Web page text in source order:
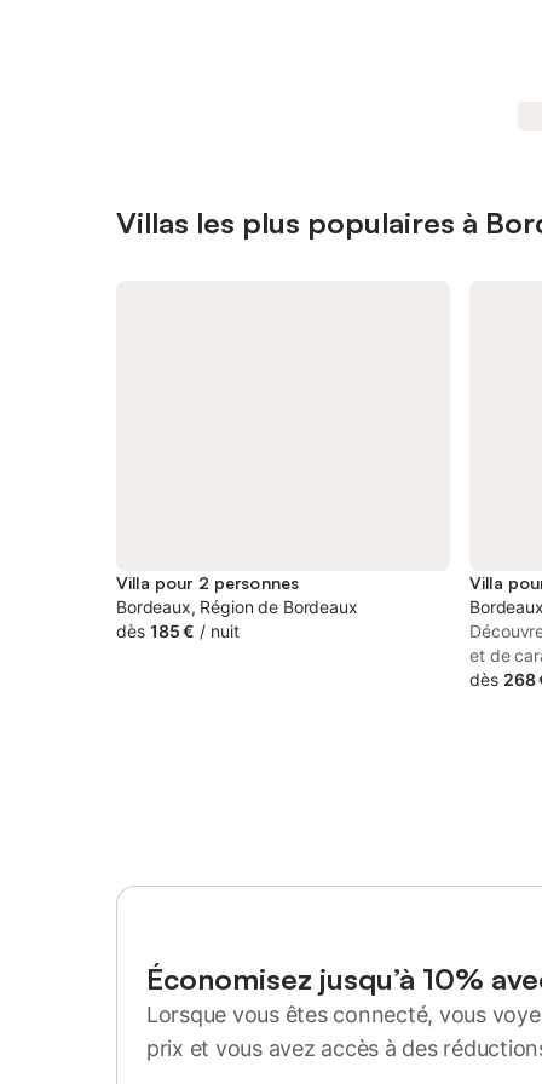
Villas les plus populaires à
Villa pour 2 personnes
Bordeaux, Région de Bordeaux
dès 185 € / nuit
Villa
et de
pour se
endroit
matinal
de la
dès 268
Économisez jusqu’à 10%
Lorsque vous êtes connecté, vous
prix et vous avez accès à des